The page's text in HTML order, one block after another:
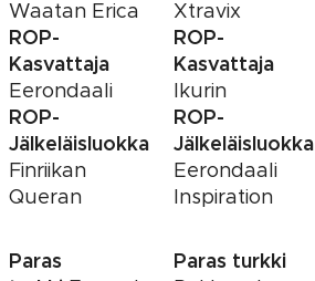
Waatan Erica
ROP-
Kasvattaja
Eerondaali
ROP-
Jälkeläisluokka
Finriikan
Queran
Paras
Xtravix
ROP-
Kasvattaja
Ikurin
ROP-
Jälkeläisluokka
Eerondaali
Inspiration
Paras turkki